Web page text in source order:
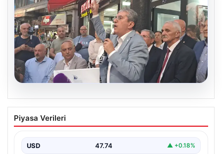
Gökhan Günaydın: ‘Seçimden
kaçmasınlar. Sokağa çıksınlar, görelim
{“title”: “Gökhan Günaydın: ‘Seçimden kaçmasınlar.
Piyasa Verileri
USD 47.74 ▲ +0.18%